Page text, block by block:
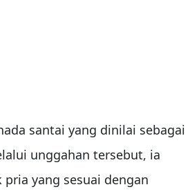
santai yang dinilai sebagai
unggahan tersebut, ia
yang sesuai dengan